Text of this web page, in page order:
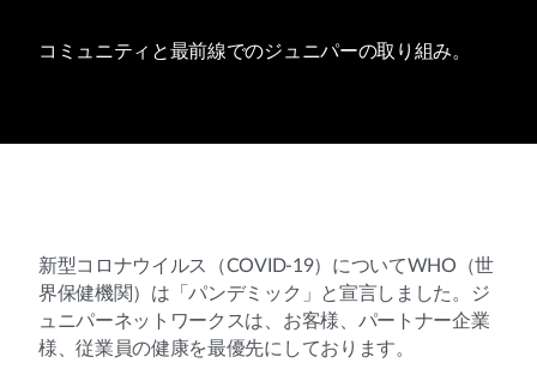
コミュニティと最前線でのジュニパーの取り組み。
新型コロナウイルス（COVID-19）についてWHO（世
界保健機関）は「パンデミック」と宣言しました。ジ
ュニパーネットワークスは、お客様、パートナー企業
様、従業員の健康を最優先にしております。